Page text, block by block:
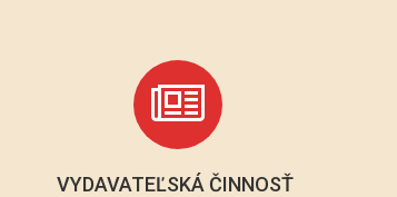
VYDAVATEĽSKÁ ČINNOSŤ